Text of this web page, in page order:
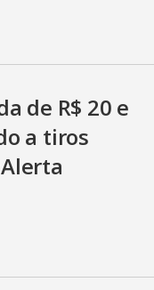
de R$ 20 e
a tiros